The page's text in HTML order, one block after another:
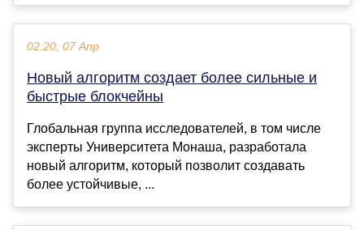
02:20, 07 Апр
Новый алгоритм создает более сильные и
быстрые блокчейны
Глобальная группа исследователей, в том числе
эксперты Университета Монаша, разработала
новый алгоритм, который позволит создавать
более устойчивые, ...